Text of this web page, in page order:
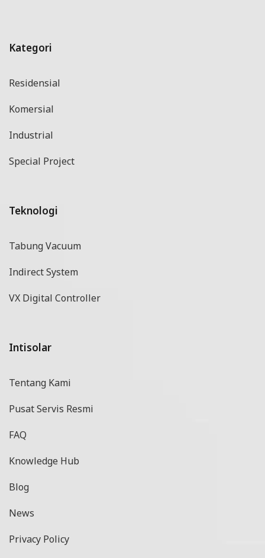
Kategori
Residensial
Komersial
Industrial
Special Project
Teknologi
Tabung Vacuum
Indirect System
VX Digital Controller
Intisolar
Tentang Kami
Pusat Servis Resmi
FAQ
Knowledge Hub
Blog
News
Privacy Policy